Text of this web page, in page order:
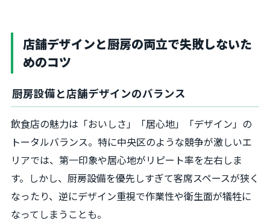
店舗デザインと厨房の両立で失敗しないた
めのコツ
厨房設備と店舗デザインのバランス
飲食店の魅力は「おいしさ」「居心地」「デザイン」の
トータルバランス。特に中央区のような競争が激しいエ
リアでは、第一印象や居心地がリピート率を左右しま
す。しかし、厨房設備を優先しすぎて客席スペースが狭く
なったり、逆にデザイン重視で作業性や衛生面が犠牲に
なってしまうことも。